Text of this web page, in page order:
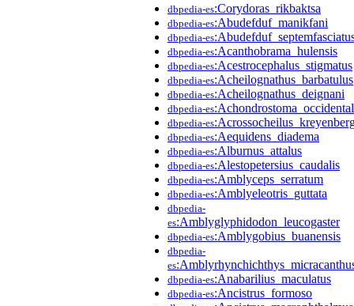
dbpedia-es:Corydoras_rikbaktsa
dbpedia-es:Abudefduf_manikfani
dbpedia-es
dbpedia-es:Acanthobrama_hulensis
dbpedia-es:Acestrocephalus_stigmatus
dbpedia-es:Acheilognathus_barbatulus
dbpedia-es:Acheilognathus_deignani
dbpedia-es
dbpedia-es
dbpedia-es:Aequidens_diadema
dbpedia-es:Alburnus_attalus
dbpedia-es:Alestopetersius_caudalis
dbpedia-es:Amblyceps_serratum
dbpedia-es:Amblyeleotris_guttata
dbpedia-
es:Amblyglyphidodon_leucogaster
dbpedia-es:Amblygobius_buanensis
dbpedia-
es
dbpedia-es:Anabarilius_maculatus
dbpedia-es:Ancistrus_formoso